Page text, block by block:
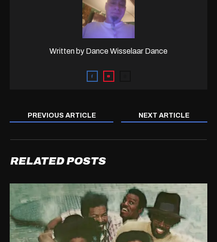
Written by Dance Wisselaar Dance
PREVIOUS ARTICLE NEXT ARTICLE
RELATED POSTS